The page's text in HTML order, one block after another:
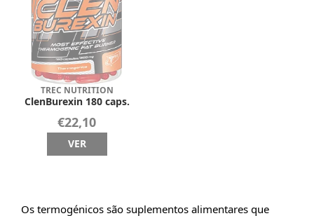
TREC NUTRITION
ClenBurexin 180 caps.
€22,10
VER
Os termogénicos são suplementos alimentares que